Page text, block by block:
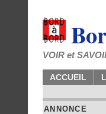
VOIR et
ACCUEIL
ANNONCE